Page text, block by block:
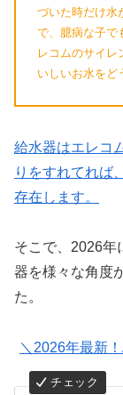
づいた時だけ水
で、臆病な子で
レコムのサイレ
いしいお水をど
給水器はエレコ
りをすれてれば
存在します。
そこで、2026年
器を様々な角度
た。
＼2026年最新